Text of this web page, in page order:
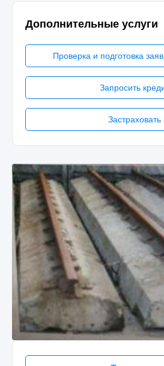
Дополнительные услуги
Проверка и подготовка
Запросить
Застраховать